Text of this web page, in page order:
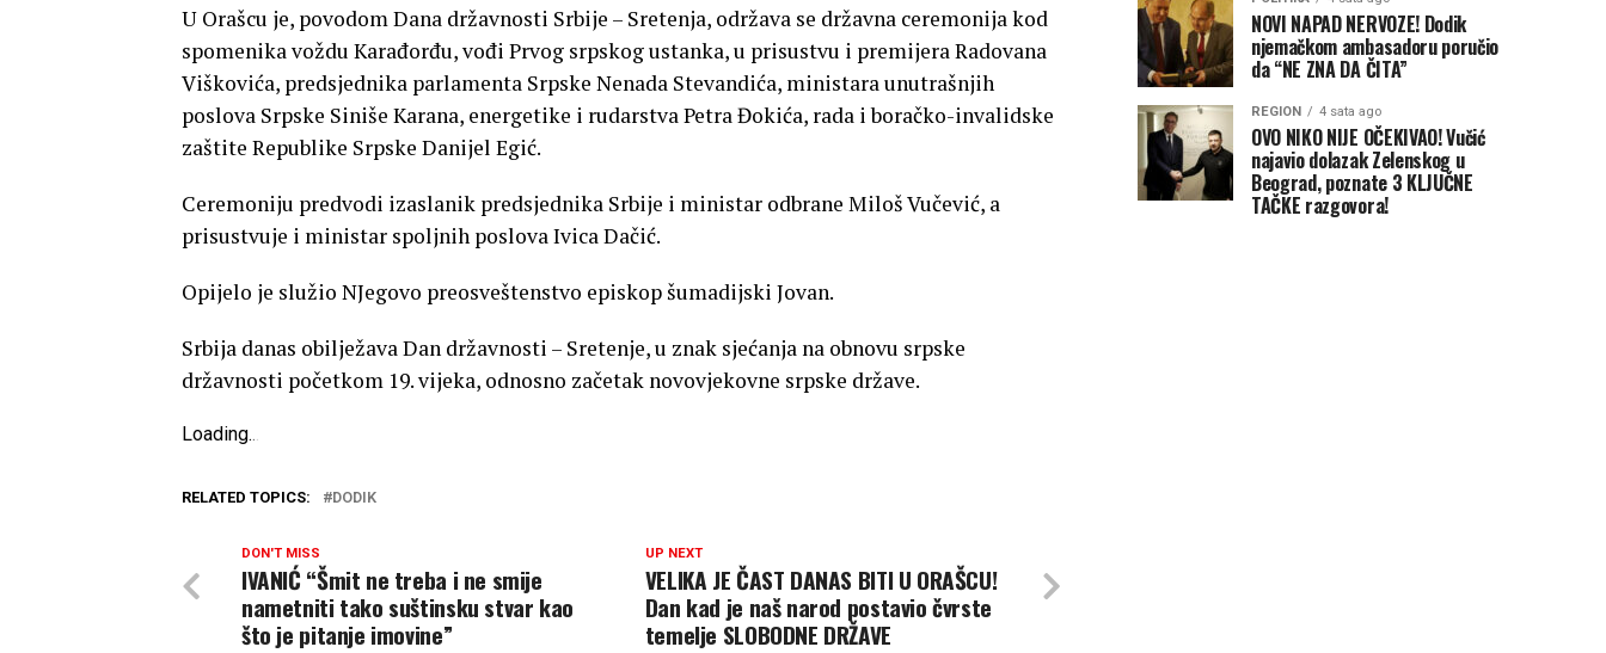
U Orašcu je, povodom Dana državnosti Srbije – Sretenja, održava se državna ceremonija kod
spomenika voždu Karađorđu, vođi Prvog srpskog ustanka, u prisustvu i premijera Radovana
Viškovića, predsjednika parlamenta Srpske Nenada Stevandića, ministara unutrašnjih
poslova Srpske Siniše Karana, energetike i rudarstva Petra Đokića, rada i boračko-invalidske
zaštite Republike Srpske Danijel Egić.
Ceremoniju predvodi izaslanik predsjednika Srbije i ministar odbrane Miloš Vučević, a
prisustvuje i ministar spoljnih poslova Ivica Dačić.
Opijelo je služio NJegovo preosveštenstvo episkop šumadijski Jovan.
Srbija danas obilježava Dan državnosti – Sretenje, u znak sjećanja na obnovu srpske
državnosti početkom 19. vijeka, odnosno začetak novovjekovne srpske države.
Loading.
RELATED TOPICS: DODIK
UP NEXT
VELIKA JE ČAST DANAS BITI U ORAŠCU!
Dan kad je naš narod postavio čvrste
temelje SLOBODNE DRŽAVE
DON'T MISS
IVANIĆ “Šmit ne treba i ne smije
nametniti tako suštinsku stvar kao
što je pitanje imovine”
NOVI NAPAD NERVOZE! Dodik
njemačkom ambasadoru poručio
da “NE ZNA DA ČITA”
REGION 4 sata ago
OVO NIKO NIJE OČEKIVAO! Vučić
najavio dolazak Zelenskog u
Beograd, poznate 3 KLJUČNE
TAČKE razgovora!